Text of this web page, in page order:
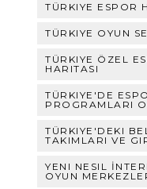
TÜRKIYE ESPOR
TÜRKIYE OYUN
TÜRKIYE ÖZEL
HARITASI
TÜRKIYE'DE
PROGRAMLARI
TÜRKIYE'DEKI
TAKIMLARI VE
YENI NESIL
OYUN